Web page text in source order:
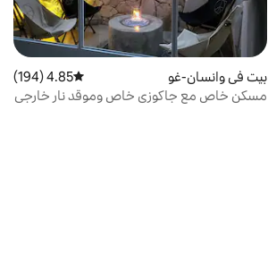
بيت في وانسان-غو متوسط التقييم 4.85 من 5، 194 مراجعات
4.85 (194)
مسكن خاص مع جاكوزي خاص وموقد نار خارجي